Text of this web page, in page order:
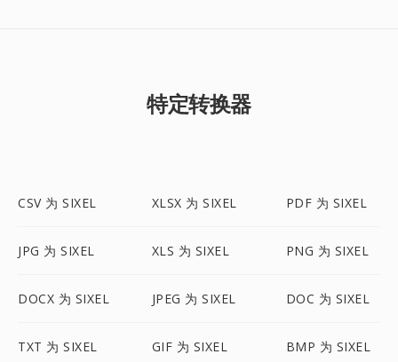
特定转换器
CSV 为 SIXEL XLSX 为 SIXEL PDF 为 SIXEL
JPG 为 SIXEL XLS 为 SIXEL PNG 为 SIXEL
DOCX 为 SIXEL JPEG 为 SIXEL DOC 为 SIXEL
TXT 为 SIXEL GIF 为 SIXEL BMP 为 SIXEL